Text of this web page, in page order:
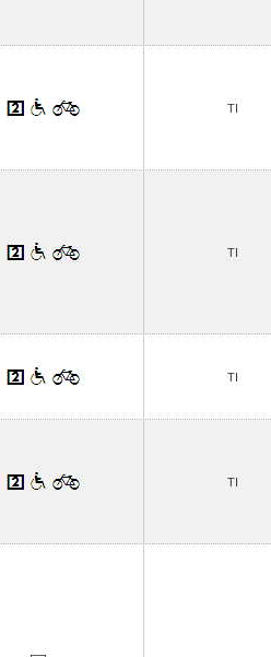
TI
TI
TI
TI